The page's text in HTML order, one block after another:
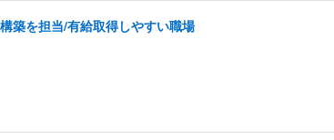
築を担当/有給取得しやすい職場